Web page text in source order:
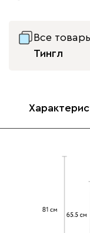
Все
Тингл